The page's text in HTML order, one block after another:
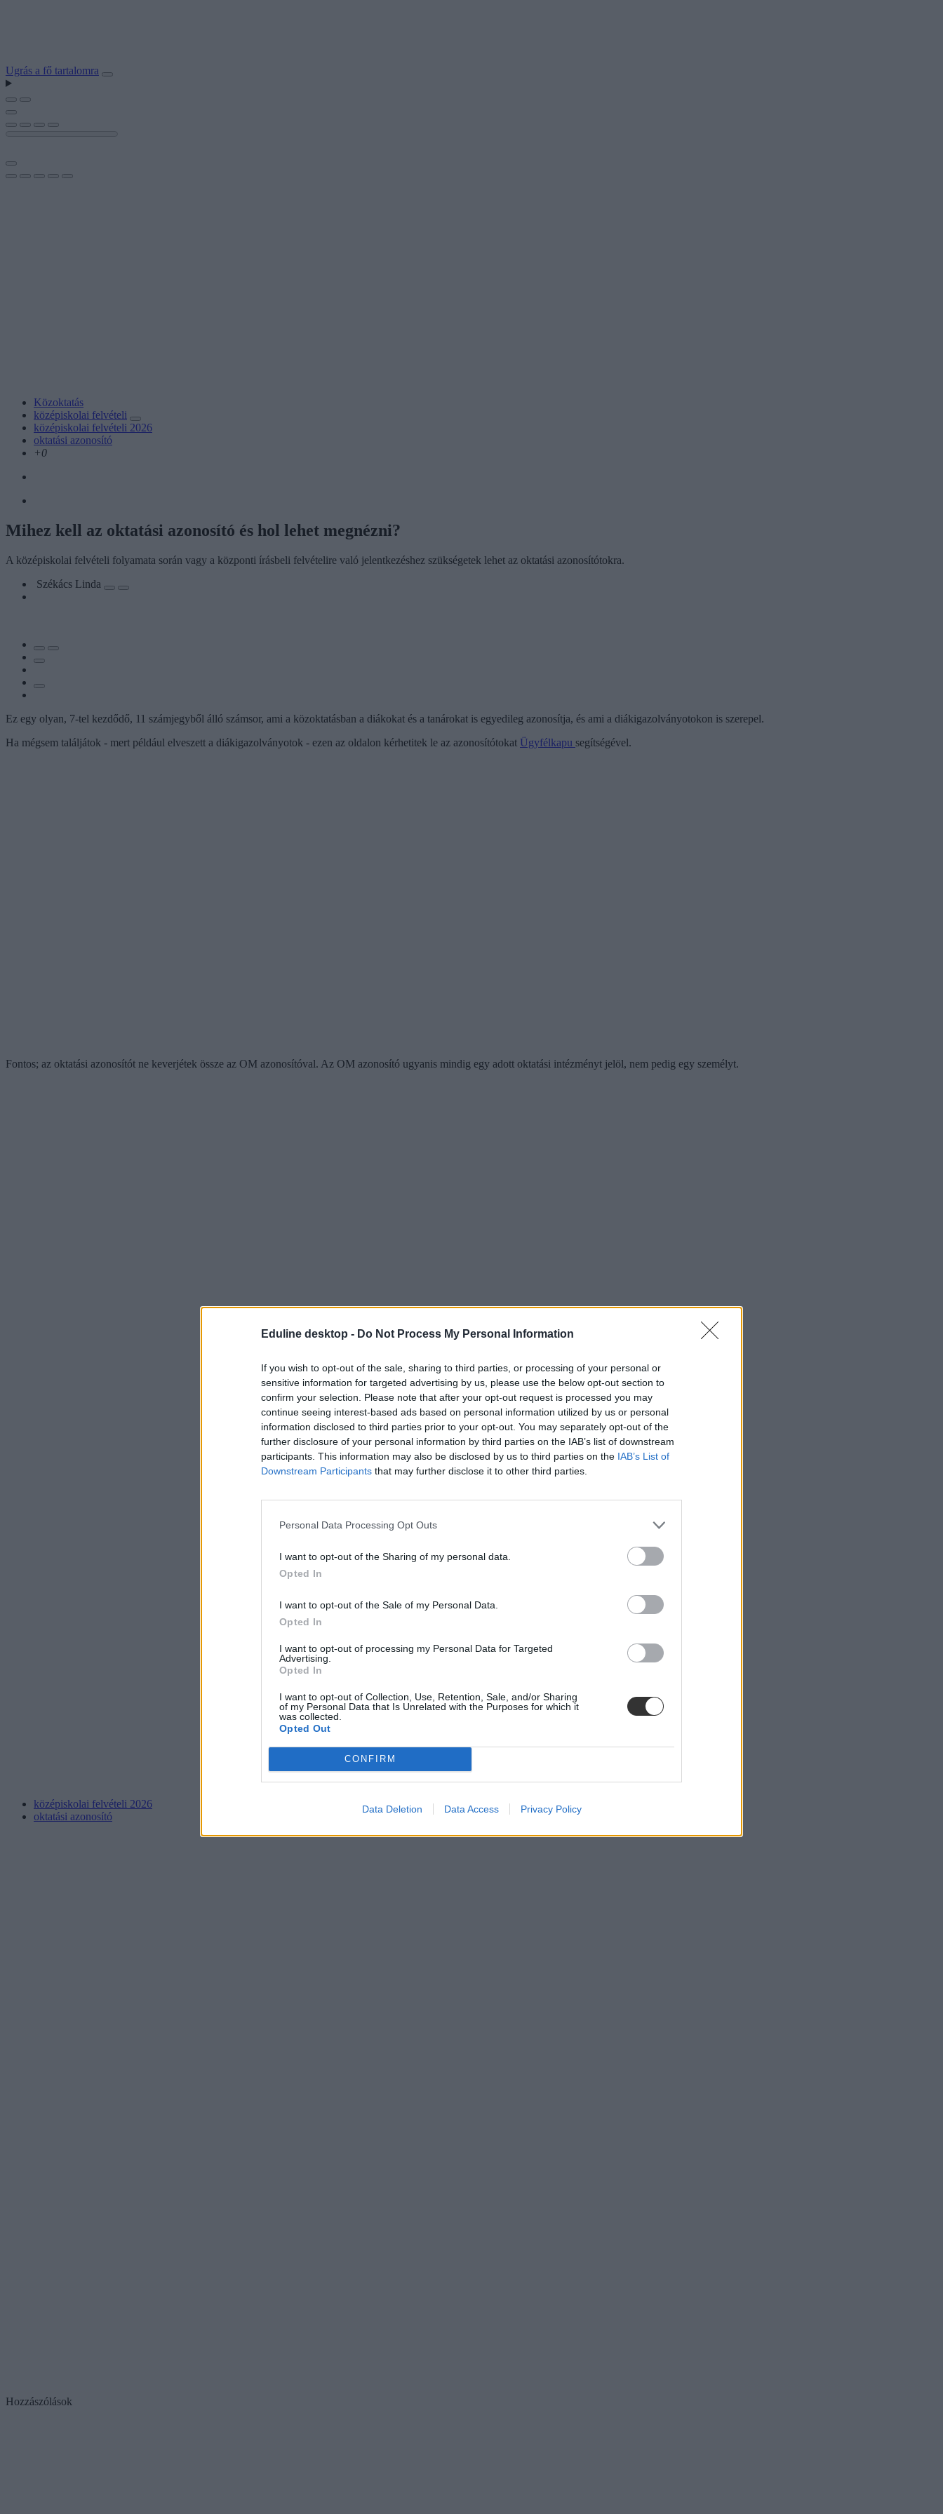
Eduline desktop - Do Not Process My Personal Information
If you wish to opt-out of the sale, sharing to third parties, or processing of your personal or
sensitive information for targeted advertising by us, please use the below opt-out section to
confirm your selection. Please note that after your opt-out request is processed you may
continue seeing interest-based ads based on personal information utilized by us or personal
information disclosed to third parties prior to your opt-out. You may separately opt-out of the
further disclosure of your personal information by third parties on the IAB’s list of downstream
participants. This information may also be disclosed by us to third parties on the IAB’s List of
Downstream Participants that may further disclose it to other third parties.
Personal Data Processing Opt Outs
I want to opt-out of the Sharing of my personal data.
Opted In
I want to opt-out of the Sale of my Personal Data.
Opted In
I want to opt-out of processing my Personal Data for Targeted
Advertising.
Opted In
I want to opt-out of Collection, Use, Retention, Sale, and/or Sharing
of my Personal Data that Is Unrelated with the Purposes for which it
was collected.
Opted Out
CONFIRM
Data Deletion Data Access Privacy Policy
Ugrás a fő tartalomra
Közoktatás
középiskolai felvételi
középiskolai felvételi 2026
oktatási azonosító
+0
Mihez kell az oktatási azonosító és hol lehet megnézni?
A középiskolai felvételi folyamata során vagy a központi írásbeli felvételire való jelentkezéshez szükségetek lehet az oktatási azonosítótokra.
Székács Linda
Ez egy olyan, 7-tel kezdődő, 11 számjegyből álló számsor, ami a közoktatásban a diákokat és a tanárokat is egyedileg azonosítja, és ami a diákigazolványotokon is szerepel.
Ha mégsem találjátok - mert például elveszett a diákigazolványotok - ezen az oldalon kérhetitek le az azonosítótokat Ügyfélkapu segítségével.
Fontos; az oktatási azonosítót ne keverjétek össze az OM azonosítóval. Az OM azonosító ugyanis mindig egy adott oktatási intézményt jelöl, nem pedig egy személyt.
középiskolai felvételi 2026
oktatási azonosító
Hozzászólások